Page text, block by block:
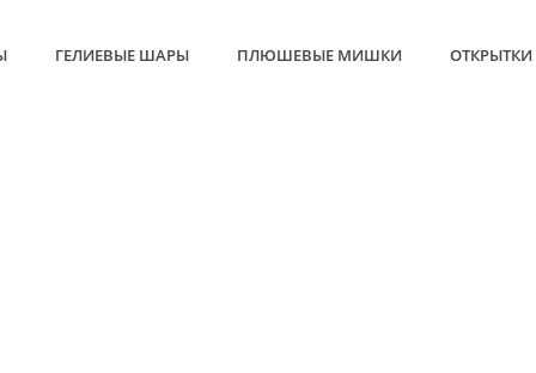
ГЕЛИЕВЫЕ ШАРЫ ПЛЮШЕВЫЕ МИШКИ ОТКРЫТКИ